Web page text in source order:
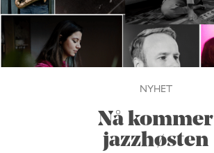
NYHET
Nå kommer
jazzhøsten